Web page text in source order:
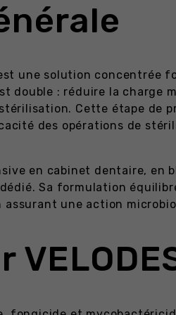
une solution concentrée
double : réduire la
Cette étape de
des opérations de
en cabinet dentaire, en
Sa formulation
une action